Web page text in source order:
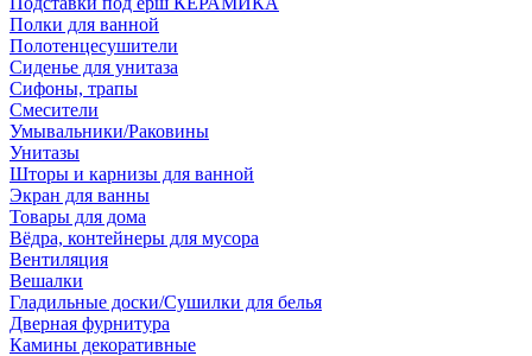
Полки для ванной
Полотенцесушители
Сиденье для унитаза
Сифоны, трапы
Смесители
Умывальники/Раковины
Унитазы
Шторы и карнизы для ванной
Экран для ванны
Товары для дома
Вёдра, контейнеры для мусора
Вентиляция
Вешалки
Гладильные доски/Сушилки для белья
Дверная фурнитура
Камины декоративные